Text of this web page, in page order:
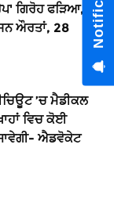
ਗਿਰੋਹ ਫੜਿਆ,
ਔਰਤਾਂ, 28
’ਚ ਮੈਡੀਕਲ
ਵਿਚ ਕੋਈ
ਐਡਵੋਕੇਟ